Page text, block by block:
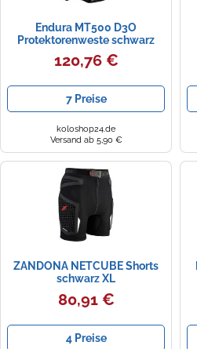
Endura MT500 D3O
Protektorenweste schwarz
M/L
120,76 €
7 Preise
koloshop24.de
Versand ab 5,90 €
ZANDONA NETCUBE Shorts
schwarz XL
80,91 €
4 Preise